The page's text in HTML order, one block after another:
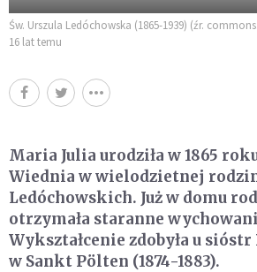
Św. Urszula Ledóchowska (1865-1939) (źr.
16 lat temu
Maria Julia urodziła w 1865
Wiednia w wielodzietnej
Ledóchowskich. Już w domu
otrzymała staranne
Wykształcenie zdobyła u
w Sankt Pölten (1874-1883).